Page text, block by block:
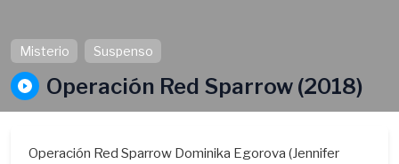
Misterio Suspenso
Operación Red Sparrow (2018)
Operación Red Sparrow Dominika Egorova (Jennifer